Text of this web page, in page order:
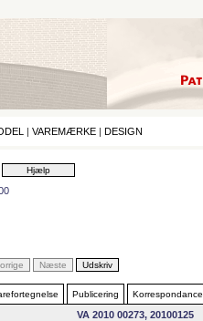
| VAREMÆRKE | DESIGN
Publicering Korrespondance
VA 2010 00273, 20100125